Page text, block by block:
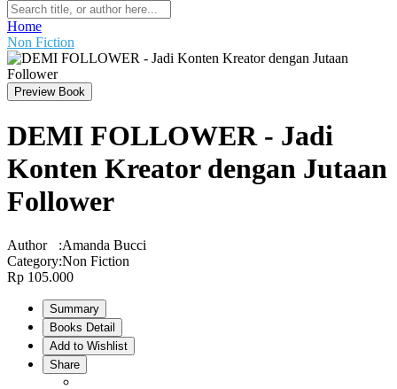
Home
Non Fiction
Preview Book
DEMI FOLLOWER - Jadi
Konten Kreator dengan Jutaan
Follower
Author :Amanda Bucci
Category:Non Fiction
Rp 105.000
Summary
Books Detail
Add to Wishlist
Share